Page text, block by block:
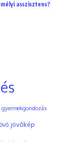
asszisztens?
gyermekgondozás
jövőkép